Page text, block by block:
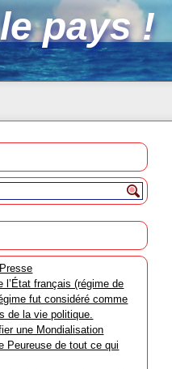
pays !
l’État français (régime de
fut considéré comme
de la vie politique.
une Mondialisation
Peureuse de tout ce qui